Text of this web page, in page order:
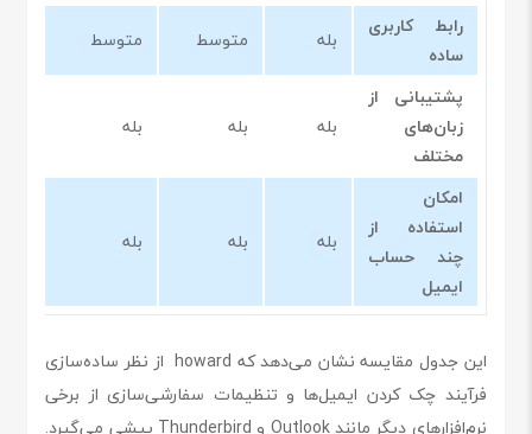
رابط کاربری
ساده
بله متوسط
متوسط
پشتیبانی از
زبان‌های
مختلف
بله بله بله
امکان
استفاده از
چند حساب
ایمیل
بله بله بله
این جدول مقایسه نشان می‌دهد که howard از نظر ساده‌سازی
فرآیند چک کردن ایمیل‌ها و تنظیمات سفارشی‌سازی از برخی
نرم‌افزارهای دیگر مانند Outlook و Thunderbird پیشی می‌گیرد.